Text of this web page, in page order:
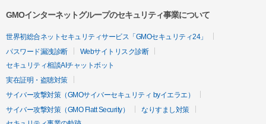
GMOインターネットグループのセキュリティ事業について
世界初総合ネットセキュリティサービス「GMOセキュリティ24」
パスワード漏洩診断
Webサイトリスク診断
セキュリティ相談AIチャットボット
実在証明・盗聴対策
サイバー攻撃対策（GMOサイバーセキュリティ byイエラエ）
サイバー攻撃対策（GMO Flatt Security）
なりすまし対策